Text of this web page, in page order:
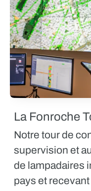
La Fonroche
Notre tour de
supervision et
de lampadaires
pays et